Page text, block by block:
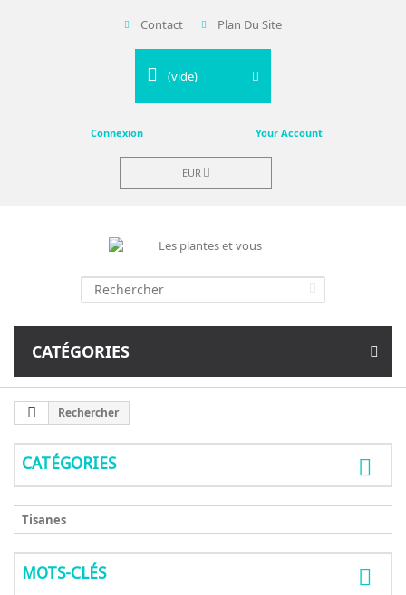
Contact Plan Du Site
(vide)
Connexion Your Account
EUR
CATÉGORIES
Rechercher
CATÉGORIES
Tisanes
MOTS-CLÉS